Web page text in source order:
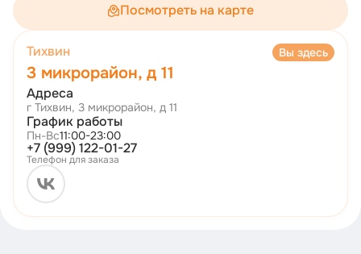
Посмотреть на карте
Тихвин Вы здесь
3 микрорайон, д 11
Адреса
г Тихвин, 3 микрорайон, д 11
График работы
Пн-Вс11:00-23:00
+7 (999) 122-01-27
Телефон для заказа